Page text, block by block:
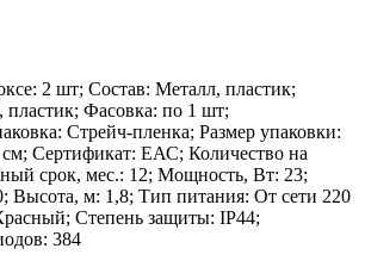
2 шт; Состав: Металл, пластик;
Фасовка: по 1 шт;
Стрейч-пленка; Размер упаковки:
Сертификат: ЕАС; Количество на
срок, мес.: 12; Мощность, Вт: 23;
Высота, м: 1,8; Тип питания: От сети 220
Степень защиты: IP44;
384